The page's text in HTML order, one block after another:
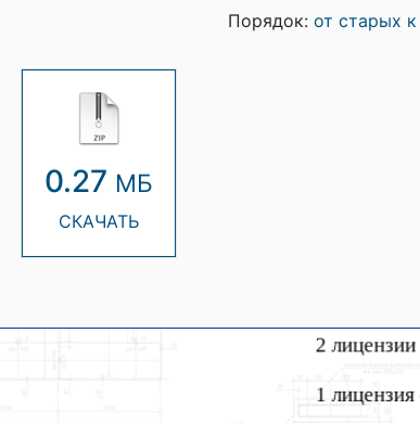
Порядок: от старых
0.27 МБ
СКАЧАТЬ